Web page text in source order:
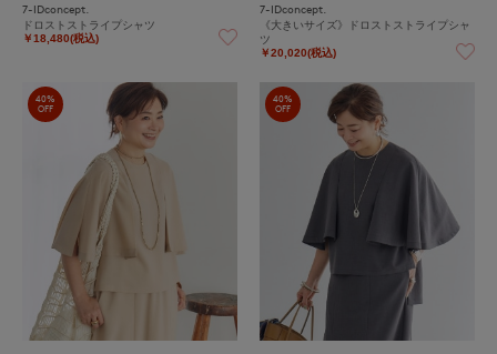
7-IDconcept.
ドロストストライプシャツ
￥18,480(税込)
7-IDconcept.
《大きいサイズ》ドロストストライプシャ
ツ
￥20,020(税込)
40%
OFF
40%
OFF